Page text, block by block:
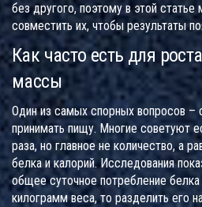
без другого, поэтому в этой
совместить их, чтобы результаты
Как часто есть для
массы
Один из самых спорных вопросов –
принимать пищу. Многие советуют
раза, но главное не количество, а
белка и калорий. Исследования
общее суточное потребление белка
килограмм веса, то разделить его